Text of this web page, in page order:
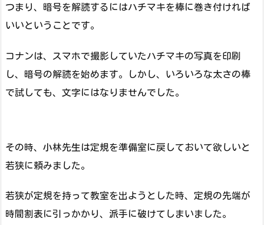
つまり、暗号を解読するにはハチマキを棒に巻き付ければ
いいということです。
コナンは、スマホで撮影していたハチマキの写真を印刷
し、暗号の解読を始めます。しかし、いろいろな太さの棒
で試しても、文字にはなりませんでした。
その時、小林先生は定規を準備室に戻しておいて欲しいと
若狭に頼みました。
若狭が定規を持って教室を出ようとした時、定規の先端が
時間割表に引っかかり、派手に破けてしまいました。